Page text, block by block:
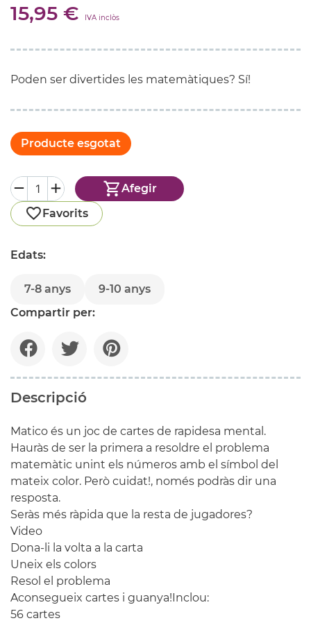
15,95 € IVA inclòs
Poden ser divertides les matemàtiques? Sí!
Producte esgotat
Afegir
Favorits
Edats:
7-8 anys
9-10 anys
Compartir per:
Descripció
Matico és un joc de cartes de rapidesa mental.
Hauràs de ser la primera a resoldre el problema
matemàtic unint els números amb el símbol del
mateix color. Però cuidat!, només podràs dir una
resposta.
Seràs més ràpida que la resta de jugadores?
Video
Dona-li la volta a la carta
Uneix els colors
Resol el problema
Aconsegueix cartes i guanya!Inclou:
56 cartes